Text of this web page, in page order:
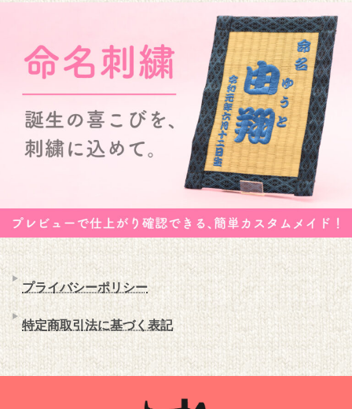
プライバシーポリシー
特定商取引法に基づく表記